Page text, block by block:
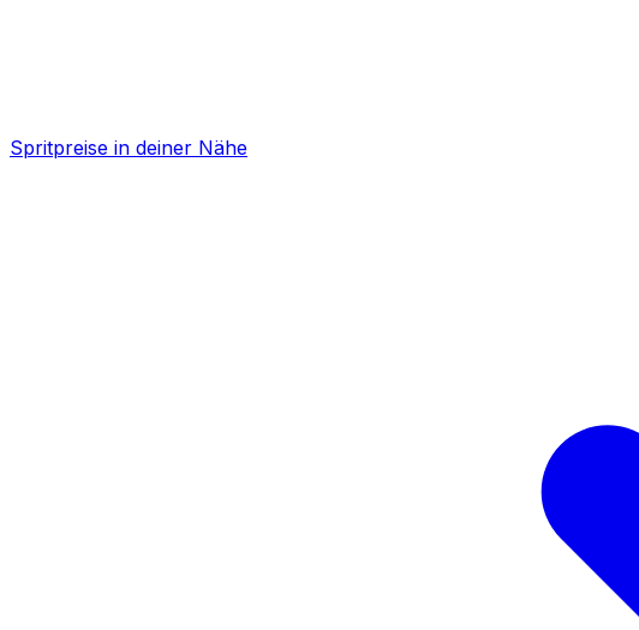
Spritpreise in deiner Nähe